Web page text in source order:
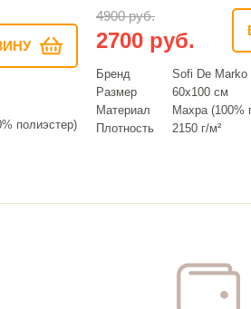
полиэстер)
4900 руб.
2700 руб.
Бренд
Sofi De Marko
Размер
60х100 см
Материал
Махра (100%
Плотность
2150 г/м²